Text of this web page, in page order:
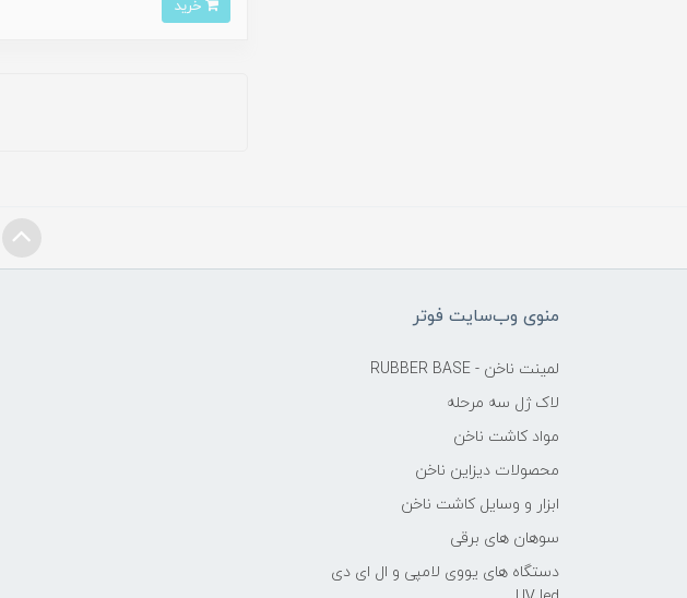
منوی وب‌سایت فوتر
لمینت ناخن - RUBBER BASE
لاک ژل سه مرحله
مواد کاشت ناخن
محصولات دیزاین ناخن
ابزار و وسایل کاشت ناخن
سوهان های برقی
دستگاه های یووی لامپی و ال ای دی